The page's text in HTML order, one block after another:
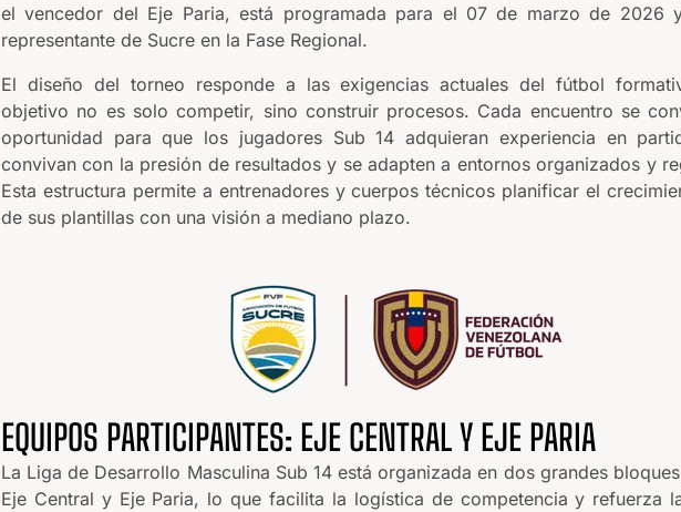
el vencedor del Eje Paria, está programada para el 07 de marzo de 2026
representante de Sucre en la Fase Regional.
El diseño del torneo responde a las exigencias actuales del fútbol
objetivo no es solo competir, sino construir procesos. Cada encuentro se
oportunidad para que los jugadores Sub 14 adquieran experiencia en
convivan con la presión de resultados y se adapten a entornos organizados y
Esta estructura permite a entrenadores y cuerpos técnicos planificar el
de sus plantillas con una visión a mediano plazo.
EQUIPOS PARTICIPANTES: EJE CENTRAL Y EJE PARIA
La Liga de Desarrollo Masculina Sub 14 está organizada en dos grandes
Eje Central y Eje Paria, lo que facilita la logística de competencia y refuerza